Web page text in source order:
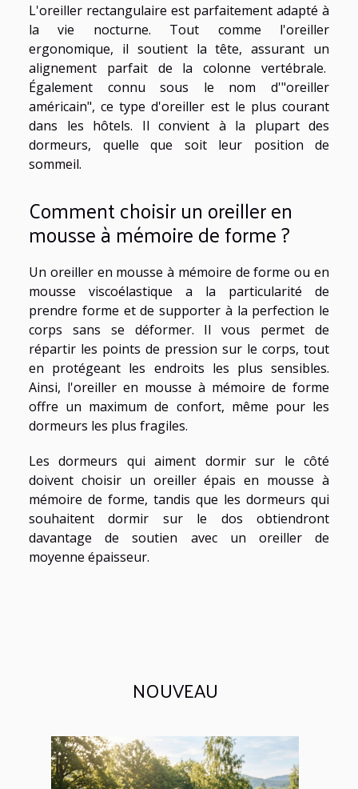
L'oreiller rectangulaire est parfaitement adapté à
la vie nocturne. Tout comme l'oreiller
ergonomique, il soutient la tête, assurant un
alignement parfait de la colonne vertébrale.
Également connu sous le nom d'"oreiller
américain", ce type d'oreiller est le plus courant
dans les hôtels. Il convient à la plupart des
dormeurs, quelle que soit leur position de
sommeil.
Comment choisir un oreiller en
mousse à mémoire de forme ?
Un oreiller en mousse à mémoire de forme ou en
mousse viscoélastique a la particularité de
prendre forme et de supporter à la perfection le
corps sans se déformer. Il vous permet de
répartir les points de pression sur le corps, tout
en protégeant les endroits les plus sensibles.
Ainsi, l'oreiller en mousse à mémoire de forme
offre un maximum de confort, même pour les
dormeurs les plus fragiles.
Les dormeurs qui aiment dormir sur le côté
doivent choisir un oreiller épais en mousse à
mémoire de forme, tandis que les dormeurs qui
souhaitent dormir sur le dos obtiendront
davantage de soutien avec un oreiller de
moyenne épaisseur.
NOUVEAU